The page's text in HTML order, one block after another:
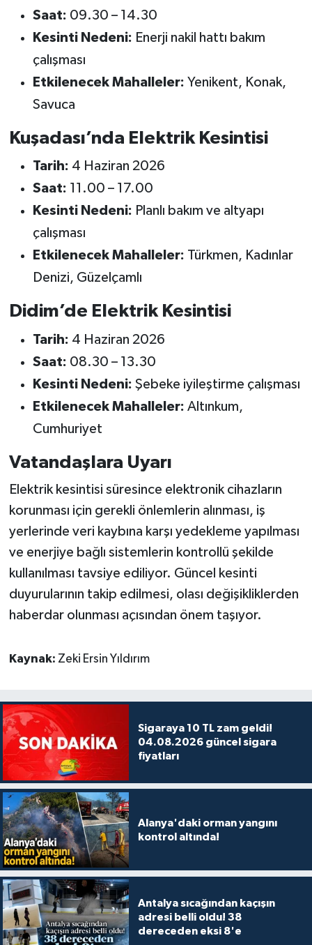
Saat: 09.30 – 14.30
Kesinti Nedeni: Enerji nakil hattı bakım
çalışması
Etkilenecek Mahalleler: Yenikent, Konak,
Savuca
Kuşadası’nda Elektrik Kesintisi
Tarih: 4 Haziran 2026
Saat: 11.00 – 17.00
Kesinti Nedeni: Planlı bakım ve altyapı
çalışması
Etkilenecek Mahalleler: Türkmen, Kadınlar
Denizi, Güzelçamlı
Didim’de Elektrik Kesintisi
Tarih: 4 Haziran 2026
Saat: 08.30 – 13.30
Kesinti Nedeni: Şebeke iyileştirme çalışması
Etkilenecek Mahalleler: Altınkum,
Cumhuriyet
Vatandaşlara Uyarı
Elektrik kesintisi süresince elektronik cihazların
korunması için gerekli önlemlerin alınması, iş
yerlerinde veri kaybına karşı yedekleme yapılması
ve enerjiye bağlı sistemlerin kontrollü şekilde
kullanılması tavsiye ediliyor. Güncel kesinti
duyurularının takip edilmesi, olası değişikliklerden
haberdar olunması açısından önem taşıyor.
Kaynak: Zeki Ersin Yıldırım
Sigaraya 10 TL zam geldi!
04.08.2026 güncel sigara
fiyatları
Alanya'daki orman yangını
kontrol altında!
Antalya sıcağından kaçışın
adresi belli oldu! 38
dereceden eksi 8'e